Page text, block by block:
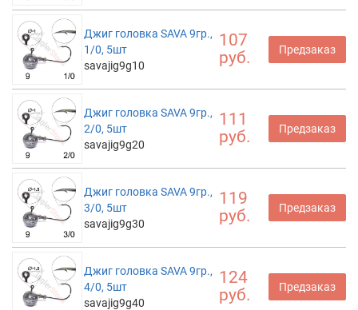
Джиг головка SAVA 9гр.,
1/0, 5шт
savajig9g10
107
руб.
Предзаказ
Джиг головка SAVA 9гр.,
2/0, 5шт
savajig9g20
111
руб.
Предзаказ
Джиг головка SAVA 9гр.,
3/0, 5шт
savajig9g30
119
руб.
Предзаказ
Джиг головка SAVA 9гр.,
4/0, 5шт
savajig9g40
124
руб.
Предзаказ